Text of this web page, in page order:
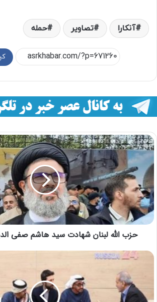
آنکارا تصاویر حمله
حزب الله لبنان شهادت سید هاشم صفی